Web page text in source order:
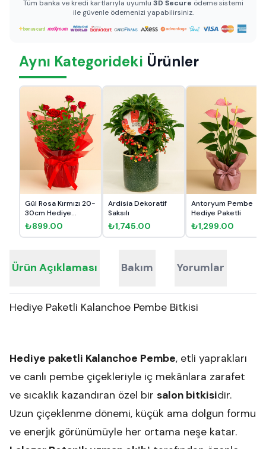
Tüm banka ve kredi kartlarıyla uyumlu 3D Secure ödeme sistemi
ile güvenle ödemenizi yapabilirsiniz.
Aynı Kategorideki Ürünler
Gül Rosa Kırmızı 20-
30cm Hediye
Paketli
₺899.00
Ardisia Dekoratif
Saksılı
₺1,745.00
Antoryum Pembe
Hediye Paketli
₺1,299.00
Ürün Açıklaması Bakım Yorumlar
Hediye Paketli Kalanchoe Pembe Bitkisi
Hediye paketli Kalanchoe Pembe, etli yaprakları
ve canlı pembe çiçekleriyle iç mekânlara zarafet
ve sıcaklık kazandıran özel bir salon bitkisidir.
Uzun çiçeklenme dönemi, küçük ama dolgun formu
ve enerjik görünümüyle her ortama neşe katar.